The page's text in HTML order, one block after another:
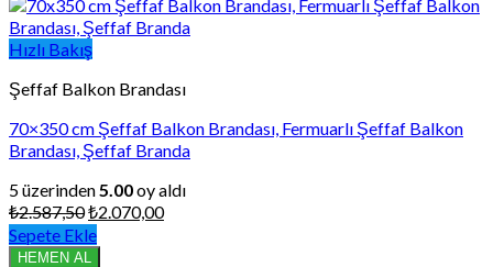
Hızlı Bakış
Şeffaf Balkon Brandası
70×350 cm Şeffaf Balkon Brandası, Fermuarlı Şeffaf Balkon
Brandası, Şeffaf Branda
5 üzerinden 5.00oy aldı
₺2.587,50Orijinal
fiyat:
₺2.587,50.
₺2.070,00Şu
Sepete Ekle
HEMEN AL